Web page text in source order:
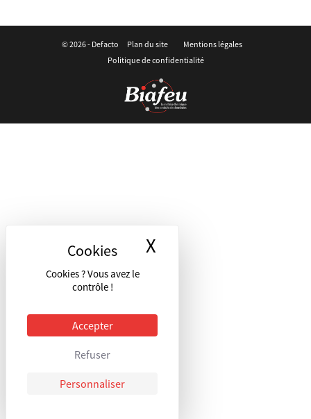
Cookies ? Vous avez le
contrôle !
Accepter
Refuser
Personnaliser
X
© 2026 - Defacto Plan du site
Mentions légales
Politique de confidentialité